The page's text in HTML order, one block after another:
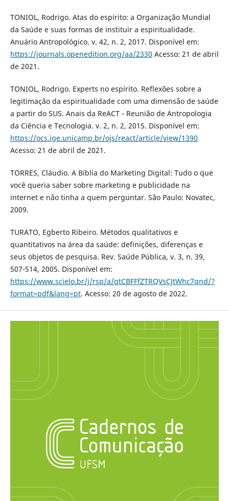
TONIOL, Rodrigo. Atas do espírito: a Organização Mundial
da Saúde e suas formas de instituir a espiritualidade.
Anuário Antropológico. v. 42, n. 2, 2017. Disponível em:
https://journals.openedition.org/aa/2330 Acesso: 21 de abril
de 2021.
TONIOL, Rodrigo. Experts no espírito. Reflexões sobre a
legitimação da espiritualidade com uma dimensão de saúde
a partir do SUS. Anais da ReACT - Reunião de Antropologia
da Ciência e Tecnologia. v. 2, n. 2, 2015. Disponível em:
https://ocs.ige.unicamp.br/ojs/react/article/view/1390
Acesso: 21 de abril de 2021.
TORRES, Cláudio. A Bíblia do Marketing Digital: Tudo o que
você queria saber sobre marketing e publicidade na
internet e não tinha a quem perguntar. São Paulo: Novatec,
2009.
TURATO, Egberto Ribeiro. Métodos qualitativos e
quantitativos na área da saúde: definições, diferenças e
seus objetos de pesquisa. Rev. Saúde Pública, v. 3, n. 39,
507-514, 2005. Disponível em:
https://www.scielo.br/j/rsp/a/qtCBFFfZTRQVsCJtWhc7qnd/?
format=pdf&lang=pt. Acesso: 20 de agosto de 2022.